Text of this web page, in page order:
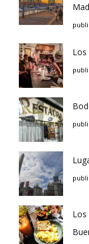
Los
Los